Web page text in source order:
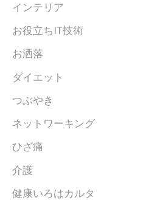
インテリア
お役立ちIT技術
お洒落
ダイエット
つぶやき
ネットワーキング
ひざ痛
介護
健康いろはカルタ